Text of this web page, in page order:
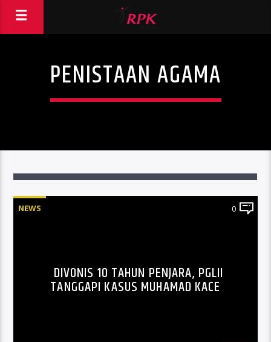
PENISTAAN AGAMA
NEWS 0
DIVONIS 10 TAHUN PENJARA, PGLII
TANGGAPI KASUS MUHAMAD KACE